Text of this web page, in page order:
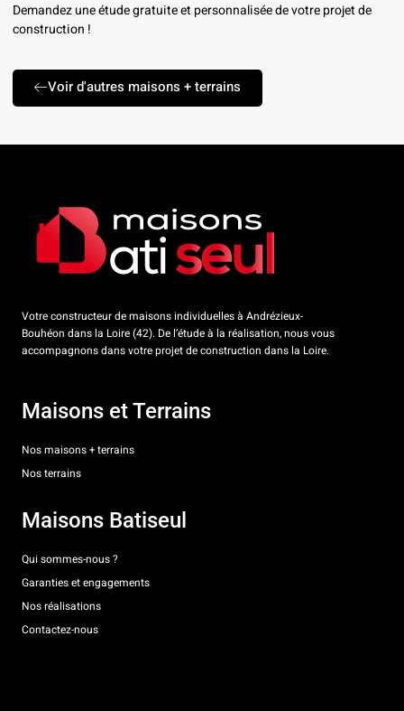
Demandez une étude gratuite et personnalisée de votre projet de
construction !
Voir d'autres maisons + terrains
Votre constructeur de maisons individuelles à Andrézieux-
Bouhéon dans la Loire (42). De l’étude à la réalisation, nous vous
accompagnons dans votre projet de construction dans la Loire.
Maisons et Terrains
Nos maisons + terrains
Nos terrains
Maisons Batiseul
Qui sommes-nous ?
Garanties et engagements
Nos réalisations
Contactez-nous